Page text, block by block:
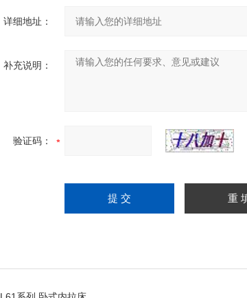
详细地址：
补充说明：
验证码：